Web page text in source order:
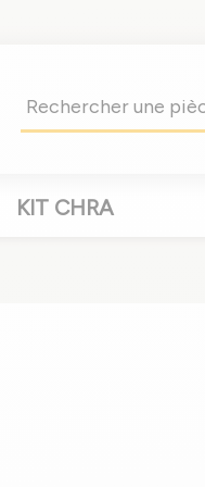
KIT CHRA